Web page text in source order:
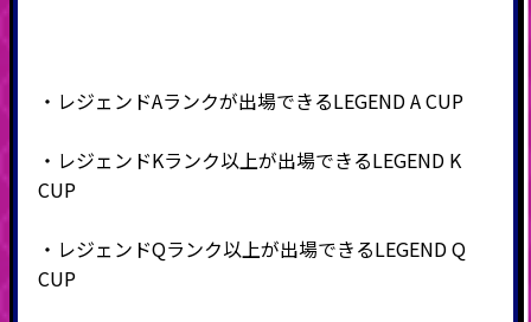
・レジェンドAランクが出場できるLEGEND A CUP
・レジェンドKランク以上が出場できるLEGEND K
CUP
・レジェンドQランク以上が出場できるLEGEND Q
CUP